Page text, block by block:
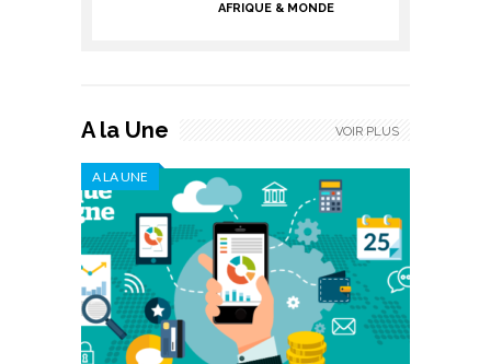
AFRIQUE & MONDE
A la Une
A LA UNE
VOIR PLUS